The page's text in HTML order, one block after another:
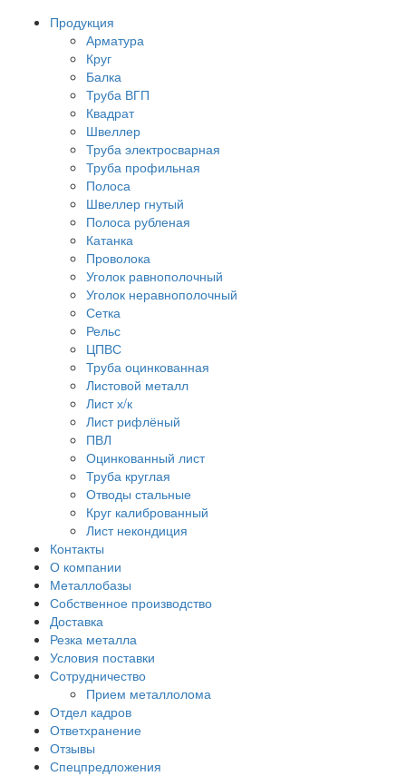
Продукция
Арматура
Круг
Балка
Труба ВГП
Квадрат
Швеллер
Труба электросварная
Труба профильная
Полоса
Швеллер гнутый
Полоса рубленая
Катанка
Проволока
Уголок равнополочный
Уголок неравнополочный
Сетка
Рельс
ЦПВС
Труба оцинкованная
Листовой металл
Лист х/к
Лист рифлёный
ПВЛ
Оцинкованный лист
Труба круглая
Отводы стальные
Круг калиброванный
Лист некондиция
Контакты
О компании
Металлобазы
Собственное производство
Доставка
Резка металла
Условия поставки
Сотрудничество
Прием металлолома
Отдел кадров
Ответхранение
Отзывы
Спецпредложения